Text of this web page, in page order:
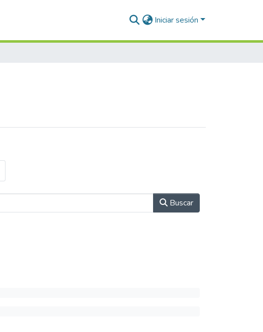
Iniciar sesión
Buscar